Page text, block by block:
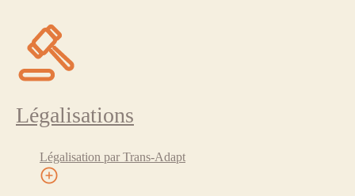
Légalisations
Légalisation par Trans-Adapt